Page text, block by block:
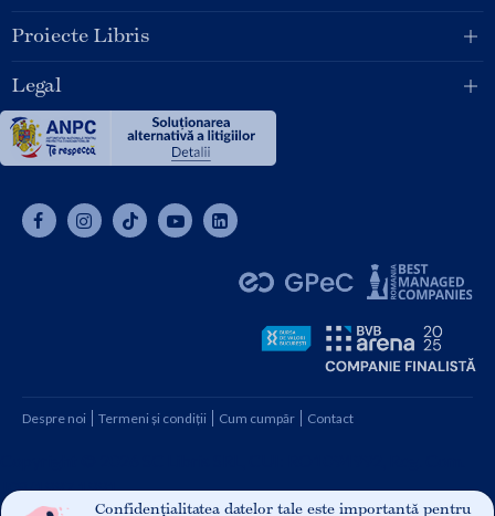
Confidențialitatea datelor tale este importantă pentru
Proiecte Libris
Legal
Despre noi Termeni și condiții Cum cumpăr Contact
J08/1997 1991